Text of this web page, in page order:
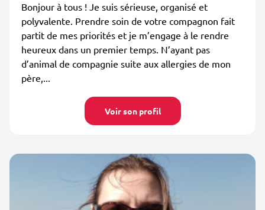
Bonjour à tous ! Je suis sérieuse, organisé et
polyvalente. Prendre soin de votre compagnon fait
partit de mes priorités et je m’engage à le rendre
heureux dans un premier temps. N’ayant pas
d’animal de compagnie suite aux allergies de mon
père,...
Voir son profil